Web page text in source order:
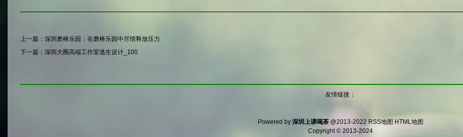
上一篇： 深圳磨棒乐园：在磨棒乐园中尽情释放压力
下一篇： 深圳大圈高端工作室逃生设计_100
友情链接：
Powered by 深圳上课喝茶@2013-2022 RSS地图 HTML地图
Copyright© 2013-2024